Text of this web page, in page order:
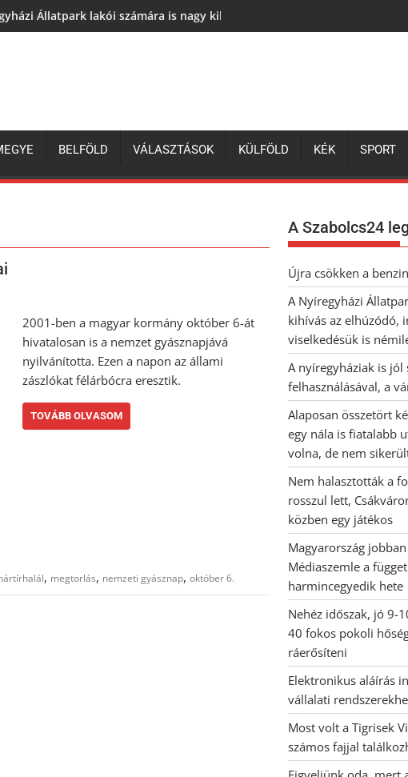
Állatpark lakói számára is nagy kihívás az elhúzódó, intenzív
BELFÖLD VÁLASZTÁSOK KÜLFÖLD KÉK SPORT
2001-ben a magyar kormány október 6-át
hivatalosan is a nemzet gyásznapjává
nyilvánította. Ezen a napon az állami
zászlókat félárbócra eresztik.
TOVÁBB OLVASOM
, megtorlás, nemzeti gyásznap, október 6.
A Szabolcs24
Újra csökken a
A Nyíregyházi
kihívás az elhúzódó,
viselkedésük is
A nyíregyháziak is
felhasználásával, a
Alaposan összetört
egy nála is fiatalabb
volna, de nem
Nem halasztották a
rosszul lett,
közben egy játékos
Magyarország
Médiaszemle a
harmincegyedik hete
Nehéz időszak, jó 9-
40 fokos pokoli
ráerősíteni
Elektronikus aláírás
vállalati
Most volt a Tigrisek
számos fajjal